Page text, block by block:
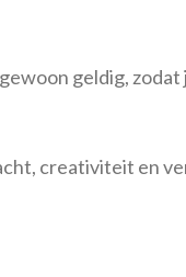
geldig,
creativiteit en